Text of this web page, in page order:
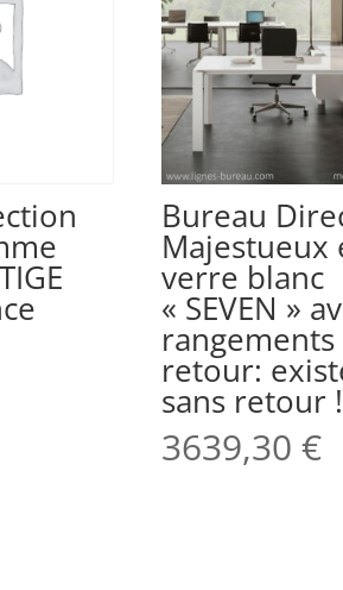
Bureau
Majestueux
verre blanc
« SEVEN »
retour:
sans retour !
3639,30€